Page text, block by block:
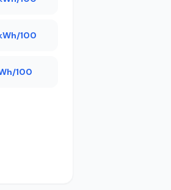
100
100